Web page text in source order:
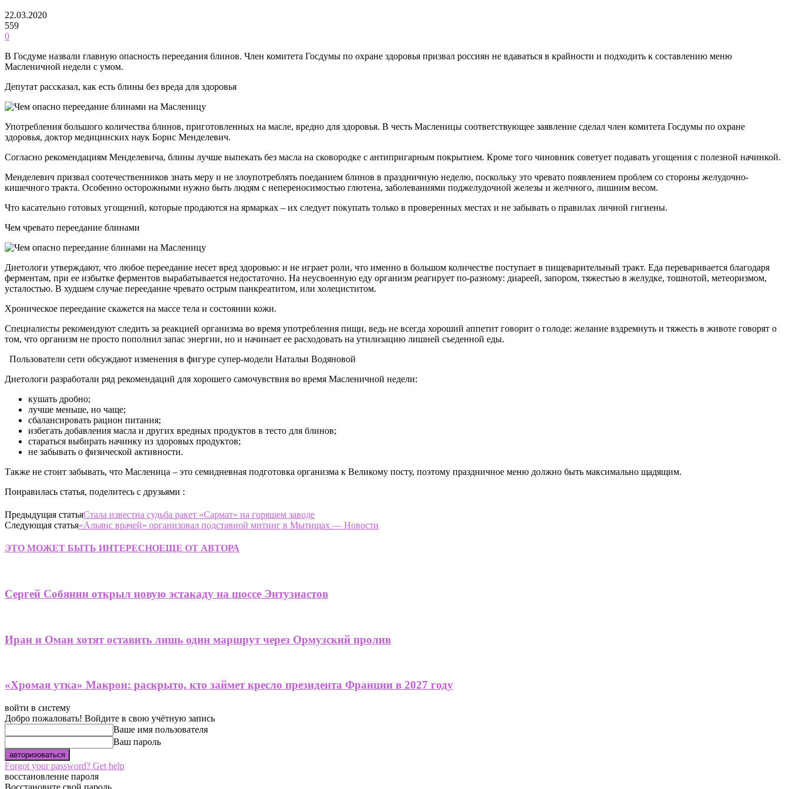
22.03.2020
559
0
В Госдуме назвали главную опасность переедания блинов. Член комитета Госдумы по охране здоровья призвал россиян не вдаваться в крайности и подходить к составлению меню
Масленичной недели с умом.
Депутат рассказал, как есть блины без вреда для здоровья
Употребления большого количества блинов, приготовленных на масле, вредно для здоровья. В честь Масленицы соответствующее заявление сделал член комитета Госдумы по охране
здоровья, доктор медицинских наук Борис Менделевич.
Согласно рекомендациям Менделевича, блины лучше выпекать без масла на сковородке с антипригарным покрытием. Кроме того чиновник советует подавать угощения с полезной начинкой.
Менделевич призвал соотечественников знать меру и не злоупотреблять поеданием блинов в праздничную неделю, поскольку это чревато появлением проблем со стороны желудочно-
кишечного тракта. Особенно осторожными нужно быть людям с непереносимостью глютена, заболеваниями поджелудочной железы и желчного, лишним весом.
Что касательно готовых угощений, которые продаются на ярмарках – их следует покупать только в проверенных местах и не забывать о правилах личной гигиены.
Чем чревато переедание блинами
Диетологи утверждают, что любое переедание несет вред здоровью: и не играет роли, что именно в большом количестве поступает в пищеварительный тракт. Еда переваривается благодаря
ферментам, при ее избытке ферментов вырабатывается недостаточно. На неусвоенную еду организм реагирует по-разному: диареей, запором, тяжестью в желудке, тошнотой, метеоризмом,
усталостью. В худшем случае переедание чревато острым панкреатитом, или холециститом.
Хроническое переедание скажется на массе тела и состоянии кожи.
Специалисты рекомендуют следить за реакцией организма во время употребления пищи, ведь не всегда хороший аппетит говорит о голоде: желание вздремнуть и тяжесть в животе говорят о
том, что организм не просто пополнил запас энергии, но и начинает ее расходовать на утилизацию лишней съеденной еды.
Пользователи сети обсуждают изменения в фигуре супер-модели Натальи Водяновой
Диетологи разработали ряд рекомендаций для хорошего самочувствия во время Масленичной недели:
кушать дробно;
лучше меньше, но чаще;
сбалансировать рацион питания;
избегать добавления масла и других вредных продуктов в тесто для блинов;
стараться выбирать начинку из здоровых продуктов;
не забывать о физической активности.
Также не стоит забывать, что Масленица – это семидневная подготовка организма к Великому посту, поэтому праздничное меню должно быть максимально щадящим.
Понравилась статья, поделитесь с друзьями :
Предыдущая статьяСтала известна судьба ракет «Сармат» на горящем заводе
Следующая статья«Альянс врачей» организовал подставной митинг в Мытищах — Новости
ЭТО МОЖЕТ БЫТЬ ИНТЕРЕСНОЕЩЕ ОТ АВТОРА
Сергей Собянин открыл новую эстакаду на шоссе Энтузиастов
Иран и Оман хотят оставить лишь один маршрут через Ормузский пролив
«Хромая утка» Макрон: раскрыто, кто займет кресло президента Франции в 2027 году
войти в систему
Добро пожаловать! Войдите в свою учётную запись
Ваше имя пользователя
Ваш пароль
Forgot your password? Get help
восстановление пароля
Восстановите свой пароль